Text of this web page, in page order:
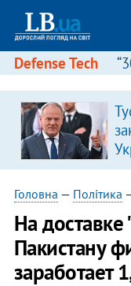
Defense Tech
Головна — Політика
На доставке
Пакистану
заработает